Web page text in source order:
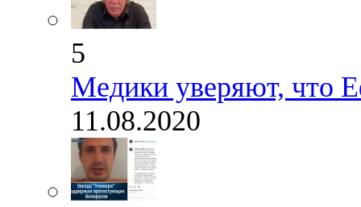
5
Медики уверяют, что
11.08.2020